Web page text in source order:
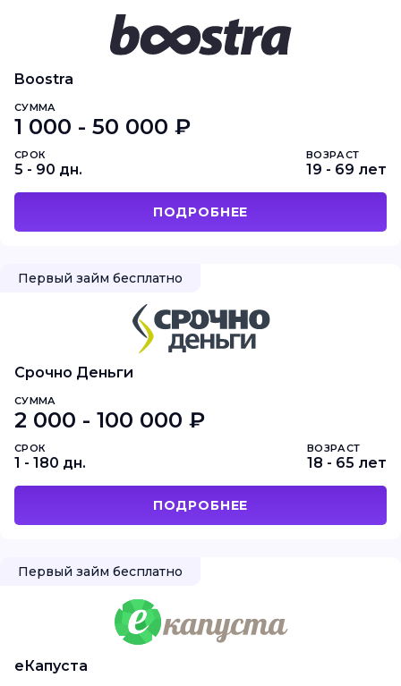
Boostra
СУММА
1 000 - 50 000 ₽
СРОК
5 - 90 дн.
ВОЗРАСТ
19 - 69 лет
ПОДРОБНЕЕ
Первый займ бесплатно
Срочно Деньги
СУММА
2 000 - 100 000 ₽
СРОК
1 - 180 дн.
ВОЗРАСТ
18 - 65 лет
ПОДРОБНЕЕ
Первый займ бесплатно
еКапуста